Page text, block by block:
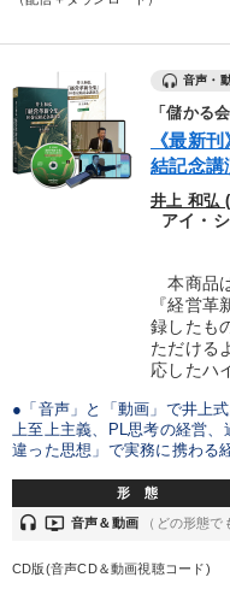
音声・
「儲かる
《最新
結記念講
井上 和弘
アイ・
本商品
『経営
録したも
ただける
応したハ
●「音声」と「動画」で井上
上至上主義、PL思考の経営
違った思想」で実務に携わる
形 態
headset ondemand_video 音声＆動画 （どの形態で
CD版(音声CD＆動画視聴コード)